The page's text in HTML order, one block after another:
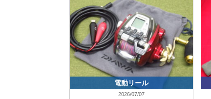
電動リール
2026/07/07